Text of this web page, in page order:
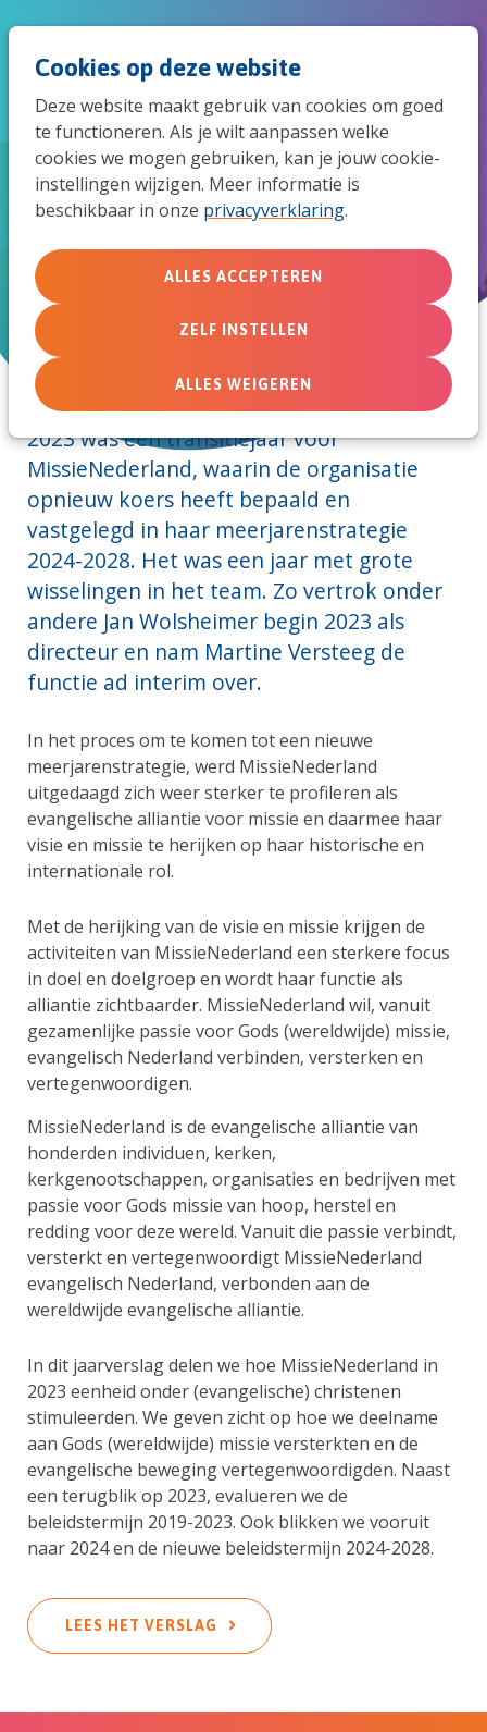
Cookies op deze website
Deze website maakt gebruik van cookies om goed
te functioneren. Als je wilt aanpassen welke
cookies we mogen gebruiken, kan je jouw cookie-
instellingen wijzigen. Meer informatie is
beschikbaar in onze privacyverklaring.
ALLES ACCEPTEREN
ZELF INSTELLEN
ALLES WEIGEREN
naar
de
Jaarverslag 2023
Bestuurs- en directieverslag
MissieNederland in 2023
2023 was een transitiejaar voor
MissieNederland, waarin de organisatie
opnieuw koers heeft bepaald en
vastgelegd in haar meerjarenstrategie
2024-2028. Het was een jaar met grote
wisselingen in het team. Zo vertrok onder
andere Jan Wolsheimer begin 2023 als
directeur en nam Martine Versteeg de
functie ad interim over.
In het proces om te komen tot een nieuwe
meerjarenstrategie, werd MissieNederland
uitgedaagd zich weer sterker te profileren als
evangelische alliantie voor missie en daarmee haar
visie en missie te herijken op haar historische en
internationale rol.
Met de herijking van de visie en missie krijgen de
activiteiten van MissieNederland een sterkere focus
in doel en doelgroep en wordt haar functie als
alliantie zichtbaarder. MissieNederland wil, vanuit
gezamenlijke passie voor Gods (wereldwijde) missie,
evangelisch Nederland verbinden, versterken en
vertegenwoordigen.
MissieNederland is de evangelische alliantie van
honderden individuen, kerken,
kerkgenootschappen, organisaties en bedrijven met
passie voor Gods missie van hoop, herstel en
redding voor deze wereld. Vanuit die passie verbindt,
versterkt en vertegenwoordigt MissieNederland
evangelisch Nederland, verbonden aan de
wereldwijde evangelische alliantie.
In dit jaarverslag delen we hoe MissieNederland in
2023 eenheid onder (evangelische) christenen
stimuleerden. We geven zicht op hoe we deelname
aan Gods (wereldwijde) missie versterkten en de
evangelische beweging vertegenwoordigden. Naast
een terugblik op 2023, evalueren we de
beleidstermijn 2019-2023. Ook blikken we vooruit
naar 2024 en de nieuwe beleidstermijn 2024-2028.
LEES HET VERSLAG